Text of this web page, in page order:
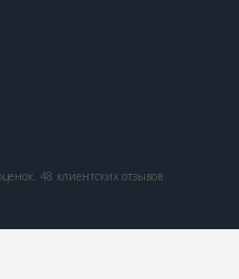
48 клиентских отзывов